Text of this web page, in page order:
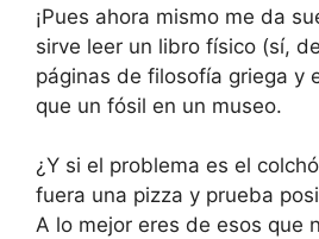
¡Pues ahora mismo me da
sirve leer un libro físico (sí,
páginas de filosofía griega y
que un fósil en un museo.
¿Y si el problema es el
fuera una pizza y prueba
A lo mejor eres de esos que